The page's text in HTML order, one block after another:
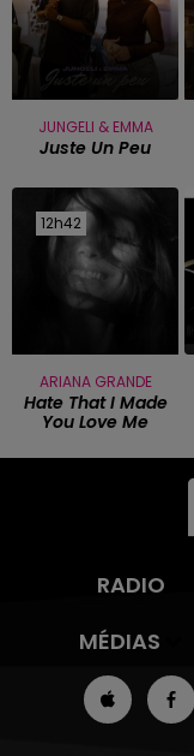
JUNGELI & EMMA
Juste Un Peu
12h42
12h42
ARIANA GRANDE
Hate That I Made
You Love Me
RADIO
MÉDIAS